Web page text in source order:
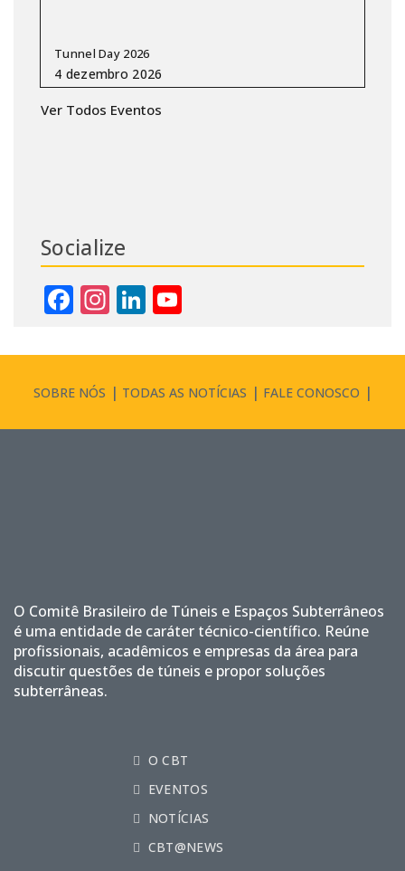
Tunnel Day 2026
Ver Todos Eventos
Socialize
Facebook
Instagram
LinkedIn
SOBRE NÓS TODAS AS NOTÍCIAS FALE CONOSCO
O Comitê Brasileiro de Túneis e Espaços Subterrâneos
é uma entidade de caráter técnico-científico. Reúne
profissionais, acadêmicos e empresas da área para
discutir questões de túneis e propor soluções
subterrâneas.
O CBT
EVENTOS
NOTÍCIAS
CBT@NEWS